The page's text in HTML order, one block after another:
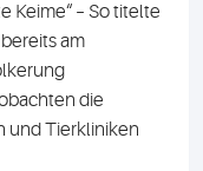
Keime“ – So titelte
am
die
und Tierkliniken